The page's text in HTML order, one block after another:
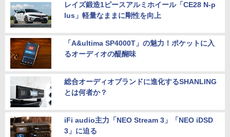
レイズ鍛造1ピースアルミホイール「CE28 N-p
lus」軽量なままに剛性を向上
「A&ultima SP4000T」の魅力！ポケットに入
るオーディオの醍醐味
総合オーディオブランドに進化するSHANLING
とは何者か？
iFi audio主力「NEO Stream 3」「NEO iDSD
3」に迫る